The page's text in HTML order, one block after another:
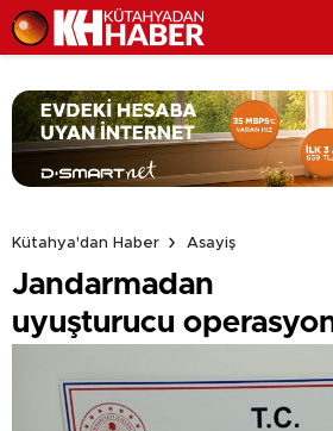
Kütahya'dan Haber
Asayiş
Jandarmadan
uyuşturucu